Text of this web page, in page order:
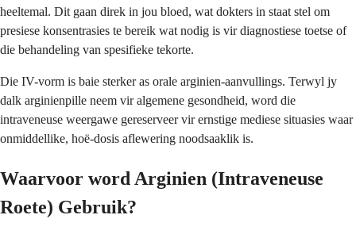
heeltemal. Dit gaan direk in jou bloed, wat dokters in staat stel om
presiese konsentrasies te bereik wat nodig is vir diagnostiese toetse of
die behandeling van spesifieke tekorte.
Die IV-vorm is baie sterker as orale arginien-aanvullings. Terwyl jy
dalk arginienpille neem vir algemene gesondheid, word die
intraveneuse weergawe gereserveer vir ernstige mediese situasies waar
onmiddellike, hoë-dosis aflewering noodsaaklik is.
Waarvoor word Arginien (Intraveneuse
Roete) Gebruik?